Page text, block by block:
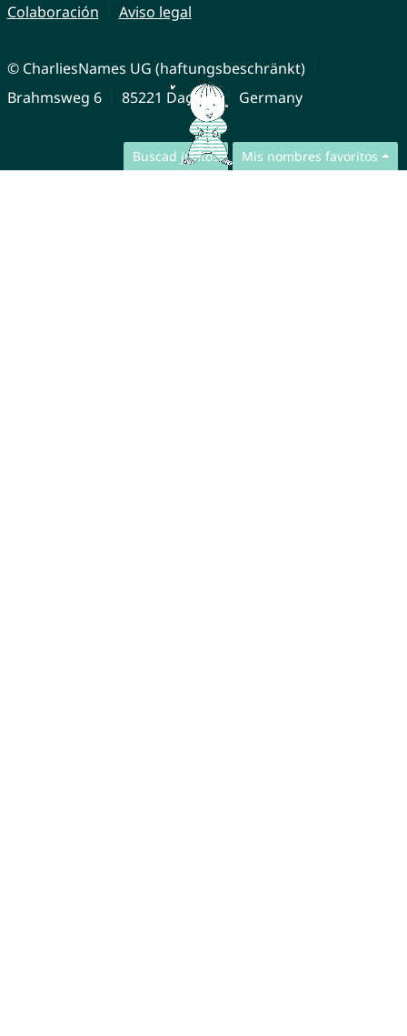
Buscad juntos Mis nombres favoritos
Colaboración
Aviso legal
© CharliesNames UG (haftungsbeschränkt)
Brahmsweg 6
85221 Dachau Germany